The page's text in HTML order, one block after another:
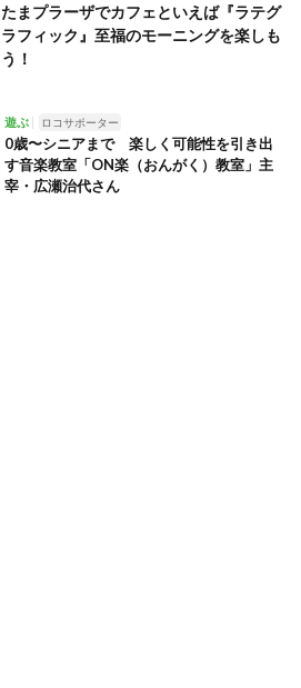
たまプラーザでカフェといえば『ラテグ
ラフィック』至福のモーニングを楽しも
う！
遊ぶ ロコサポーター
0歳〜シニアまで 楽しく可能性を引き出
す音楽教室「ON楽（おんがく）教室」主
宰・広瀬治代さん